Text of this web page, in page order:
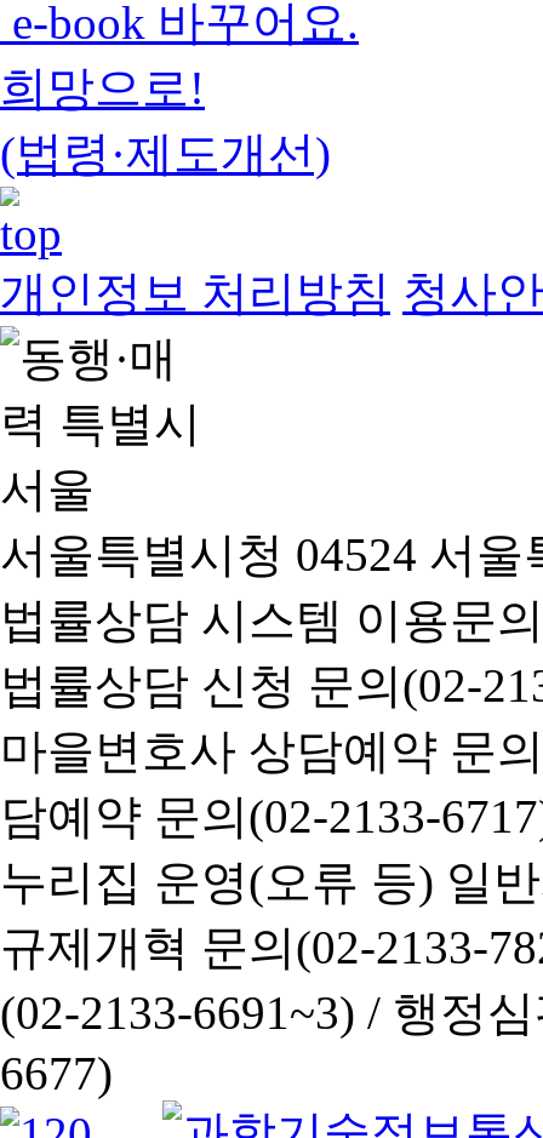
e-book 바꾸어요.
희망으로!
(법령·제도개선)
개인정보 처리방침 청사
서울특별시청 04524 서
법률상담 시스템 이용문
법률상담 신청 문의(02-
마을변호사 상담예약 문
담예약 문의(02-2133-
누리집 운영(오류 등) 일
규제개혁 문의(02-2133-
(02-2133-6691~3) / 행정심
6677)